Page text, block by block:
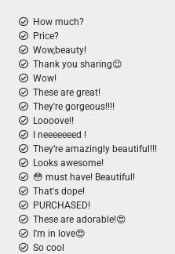
How much?
Price?
Wow,beauty!
Thank you sharing😊
Wow!
These are great!
They're gorgeous!!!!
Loooove!!
I neeeeeeed !
They’re amazingly beautiful!!!
Looks awesome!
😳 must have! Beautiful!
That's dope!
PURCHASED!
These are adorable!😍
I'm in love😍
So cool